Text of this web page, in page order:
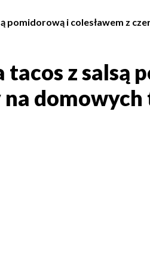
pomidorową i colesławem z
tacos zz salsą